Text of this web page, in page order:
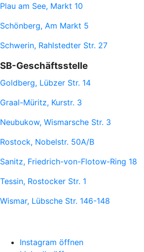
Plau am See, Markt 10
Schönberg, Am Markt 5
Schwerin, Rahlstedter Str. 27
SB-Geschäftsstelle
Goldberg, Lübzer Str. 14
Graal-Müritz, Kurstr. 3
Neubukow, Wismarsche Str. 3
Rostock, Nobelstr. 50A/B
Sanitz, Friedrich-von-Flotow-Ring 18
Tessin, Rostocker Str. 1
Wismar, Lübsche Str. 146-148
Instagram öffnen